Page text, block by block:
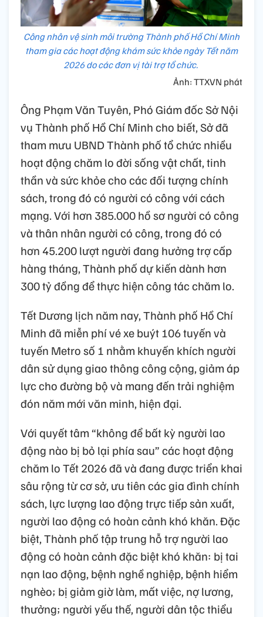
Công nhân vệ sinh môi trường Thành phố Hồ Chí Minh
tham gia các hoạt động khám sức khỏe ngày Tết năm
2026 do các đơn vị tài trợ tổ chức.
Ảnh: TTXVN phát
Ông Phạm Văn Tuyên, Phó Giám đốc Sở Nội
vụ Thành phố Hồ Chí Minh cho biết, Sở đã
tham mưu UBND Thành phố tổ chức nhiều
hoạt động chăm lo đời sống vật chất, tinh
thần và sức khỏe cho các đối tượng chính
sách, trong đó có người có công với cách
mạng. Với hơn 385.000 hồ sơ người có công
và thân nhân người có công, trong đó có
hơn 45.200 lượt người đang hưởng trợ cấp
hàng tháng, Thành phố dự kiến dành hơn
300 tỷ đồng để thực hiện công tác chăm lo.
Tết Dương lịch năm nay, Thành phố Hồ Chí
Minh đã miễn phí vé xe buýt 106 tuyến và
tuyến Metro số 1 nhằm khuyến khích người
dân sử dụng giao thông công cộng, giảm áp
lực cho đường bộ và mang đến trải nghiệm
đón năm mới văn minh, hiện đại.
Với quyết tâm “không để bất kỳ người lao
động nào bị bỏ lại phía sau” các hoạt động
chăm lo Tết 2026 đã và đang được triển khai
sâu rộng từ cơ sở, ưu tiên các gia đình chính
sách, lực lượng lao động trực tiếp sản xuất,
người lao động có hoàn cảnh khó khăn. Đặc
biệt, Thành phố tập trung hỗ trợ người lao
động có hoàn cảnh đặc biệt khó khăn: bị tai
nạn lao động, bệnh nghề nghiệp, bệnh hiểm
nghèo; bị giảm giờ làm, mất việc, nợ lương,
thưởng; người yếu thế, người dân tộc thiểu